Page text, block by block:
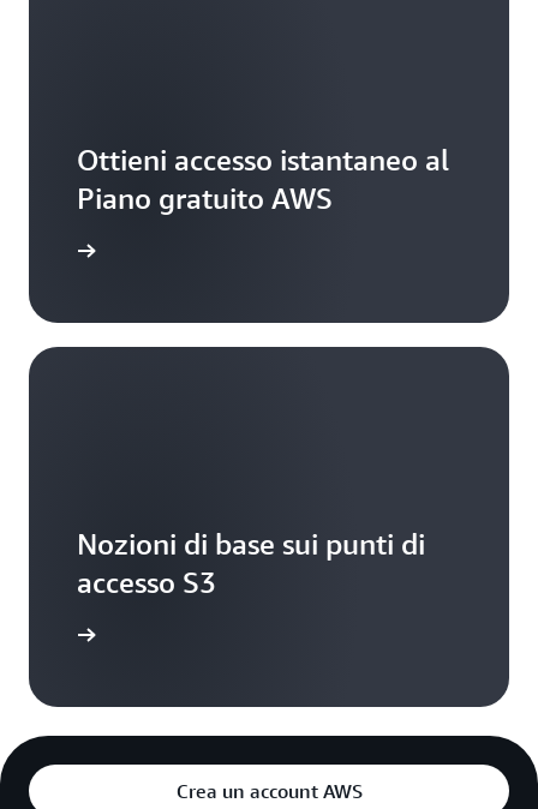
Ottieni accesso istantaneo al
Piano gratuito AWS
Nozioni di base sui punti di
accesso S3
Crea un account AWS